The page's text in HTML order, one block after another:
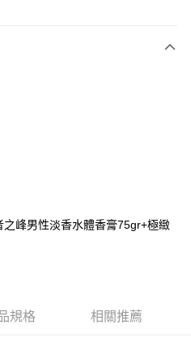
上)免運費
)免運費
峰男性淡香水體香膏75gr+極緻
規格 相關推薦